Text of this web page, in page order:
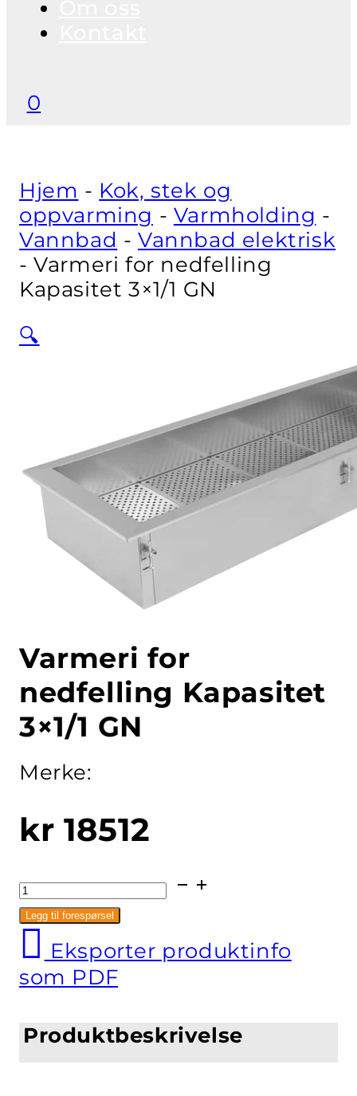
0
Hjem - Kok, stek og
oppvarming - Varmholding -
Vannbad -Vannbad elektrisk
-Varmeri for nedfelling
Kapasitet 3×1/1 GN
🔍
Varmeri for
nedfelling Kapasitet
3×1/1 GN
Merke:
kr 18512
Varmeri
for
nedfelling
Kapasitet
3x1/1
antall
Legg til forespørsel
Eksporter produktinfo
som PDF
Produktbeskrivelse